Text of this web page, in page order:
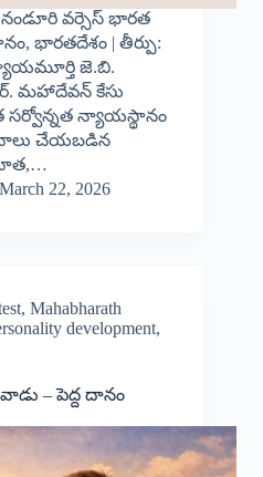
వర్సెస్ భారత
భారతదేశం | తీర్పు:
జె.బి.
మహాదేవన్ కేసు
న్యాయస్థానం
చేయబడిన
March 22, 2026
, Mahabharath
development,
– పెద్ద దానం